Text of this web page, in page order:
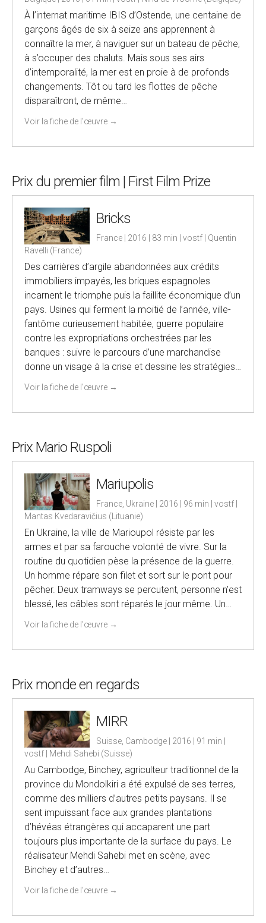
À l’internat maritime IBIS d’Ostende, une centaine de
garçons âgés de six à seize ans apprennent à
connaître la mer, à naviguer sur un bateau de pêche,
à s’occuper des chaluts. Mais sous ses airs
d’intemporalité, la mer est en proie à de profonds
changements. Tôt ou tard les flottes de pêche
disparaîtront, de même…
Voir la fiche de l'œuvre →
Prix du premier film | First Film Prize
Bricks
France | 2016 | 83 min | vostf | Quentin
Ravelli (France)
Des carrières d’argile abandonnées aux crédits
immobiliers impayés, les briques espagnoles
incarnent le triomphe puis la faillite économique d’un
pays. Usines qui ferment la moitié de l’année, ville-
fantôme curieusement habitée, guerre populaire
contre les expropriations orchestrées par les
banques : suivre le parcours d’une marchandise
donne un visage à la crise et dessine les stratégies…
Voir la fiche de l'œuvre →
Prix Mario Ruspoli
Mariupolis
France, Ukraine | 2016 | 96 min | vostf |
Mantas Kvedaravičius (Lituanie)
En Ukraine, la ville de Marioupol résiste par les
armes et par sa farouche volonté de vivre. Sur la
routine du quotidien pèse la présence de la guerre.
Un homme répare son filet et sort sur le pont pour
pêcher. Deux tramways se percutent, personne n’est
blessé, les câbles sont réparés le jour même. Un…
Voir la fiche de l'œuvre →
Prix monde en regards
MIRR
Suisse, Cambodge | 2016 | 91 min |
vostf | Mehdi Sahebi (Suisse)
Au Cambodge, Binchey, agriculteur traditionnel de la
province du Mondolkiri a été expulsé de ses terres,
comme des milliers d’autres petits paysans. Il se
sent impuissant face aux grandes plantations
d’hévéas étrangères qui accaparent une part
toujours plus importante de la surface du pays. Le
réalisateur Mehdi Sahebi met en scène, avec
Binchey et d’autres…
Voir la fiche de l'œuvre →